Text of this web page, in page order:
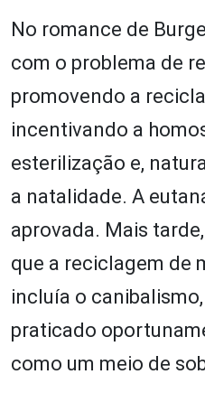
No romance de
com o problema de
promovendo a
incentivando a
esterilização e,
a natalidade. A
aprovada. Mais
que a reciclagem de
incluía o
praticado
como um meio de